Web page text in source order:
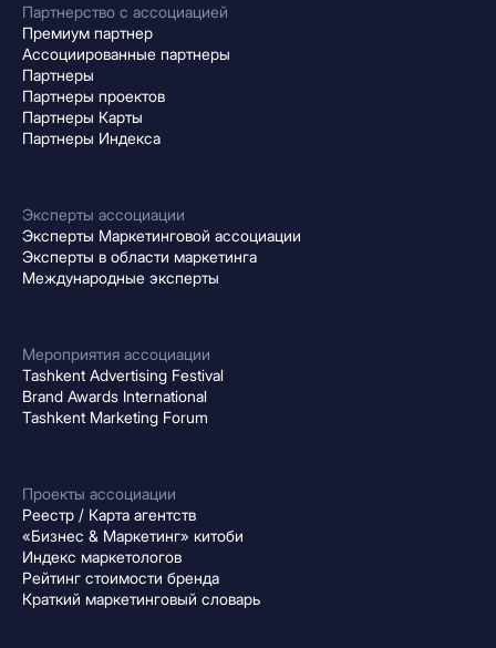
Партнерство с ассоциацией
Премиум партнер
Ассоциированные партнеры
Партнеры
Партнеры проектов
Партнеры Карты
Партнеры Индекса
Эксперты ассоциации
Эксперты Маркетинговой ассоциации
Эксперты в области маркетинга
Международные эксперты
Мероприятия ассоциации
Tashkent Advertising Festival
Brand Awards International
Tashkent Marketing Forum
Проекты ассоциации
Реестр / Карта агентств
«Бизнес & Маркетинг» китоби
Индекс маркетологов
Рейтинг стоимости бренда
Краткий маркетинговый словарь